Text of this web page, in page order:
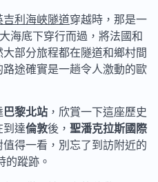
吉利海峽隧道穿越時，那是一
海底下穿行而過，將法國和
部分旅程都在隧道和鄉村間
途確實是一趟令人激動的歐
巴黎北站 ，欣賞一下這座歷史
到達倫敦後， 聖潘克拉斯國際
得一看，別忘了到訪附近的
的蹤跡。